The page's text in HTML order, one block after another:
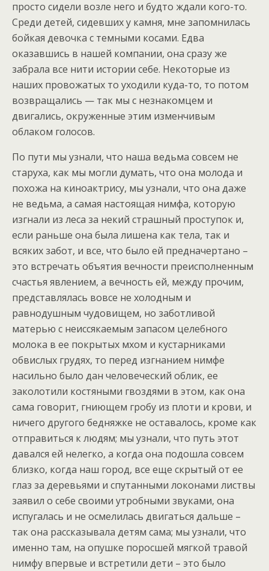
просто сидели возле него и будто ждали кого-то.
Среди детей, сидевших у камня, мне запомнилась
бойкая девочка с темными косами. Едва
оказавшись в нашей компании, она сразу же
забрала все нити истории себе. Некоторые из
наших провожатых то уходили куда-то, то потом
возвращались — так мы с незнакомцем и
двигались, окруженные этим изменчивым
облаком голосов.
По пути мы узнали, что наша ведьма совсем не
старуха, как мы могли думать, что она молода и
похожа на киноактрису, мы узнали, что она даже
не ведьма, а самая настоящая нимфа, которую
изгнали из леса за некий страшный проступок и,
если раньше она была лишена как тела, так и
всяких забот, и все, что было ей предначертано –
это встречать объятия вечности преисполненным
счастья явлением, а вечность ей, между прочим,
представлялась вовсе не холодным и
равнодушным чудовищем, но заботливой
матерью с неиссякаемым запасом целебного
молока в ее покрытых мхом и кустарниками
обвислых грудях, то перед изгнанием нимфе
насильно было дан человеческий облик, ее
заколотили костяными гвоздями в этом, как она
сама говорит, гниющем гробу из плоти и крови, и
ничего другого бедняжке не оставалось, кроме как
отправиться к людям; мы узнали, что путь этот
давался ей нелегко, а когда она подошла совсем
близко, когда наш город, все еще скрытый от ее
глаз за деревьями и спутанными локонами листвы
заявил о себе своими утробными звуками, она
испугалась и не осмелилась двигаться дальше –
так она рассказывала детям сама; мы узнали, что
именно там, на опушке поросшей мягкой травой
нимфу впервые и встретили дети – это было